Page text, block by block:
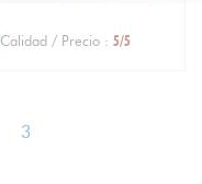
Calidad / Precio : 5/5
3